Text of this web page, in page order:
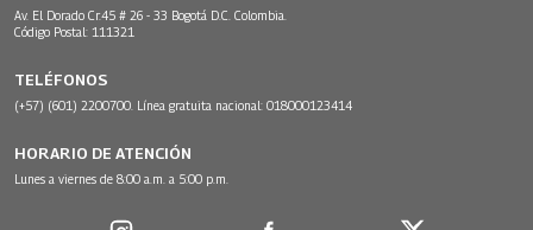
Av. El Dorado Cr.45 # 26 - 33 Bogotá D.C. Colombia.
Código Postal: 111321
TELÉFONOS
(+57) (601) 2200700. Línea gratuita nacional: 018000123414
HORARIO DE ATENCIÓN
Lunes a viernes de 8:00 a.m. a 5:00 p.m.